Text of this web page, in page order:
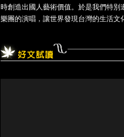
時創造出國人藝術價值。於是我們特
樂團的演唱，讓世界發現台灣的生活文